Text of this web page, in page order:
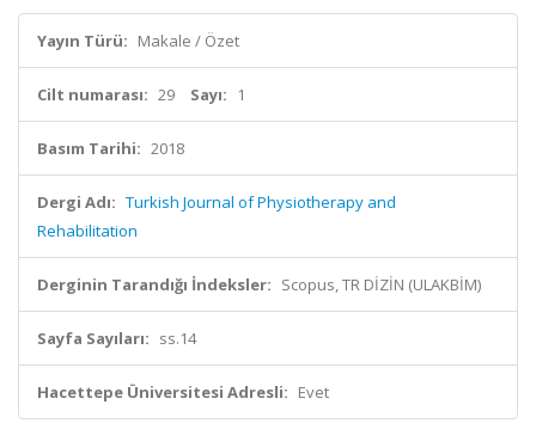
Yayın Türü: Makale / Özet
Cilt numarası: 29 Sayı: 1
Basım Tarihi: 2018
Dergi Adı: Turkish Journal of Physiotherapy and
Rehabilitation
Derginin Tarandığı İndeksler: Scopus, TR DİZİN (ULAKBİM)
Sayfa Sayıları: ss.14
Hacettepe Üniversitesi Adresli: Evet